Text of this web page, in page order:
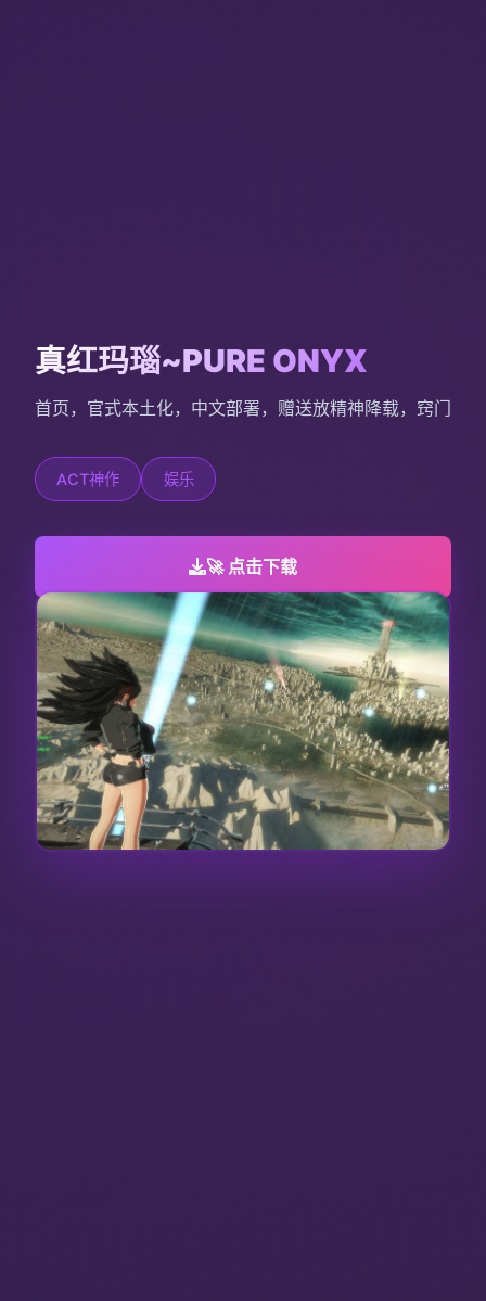
真红玛瑙~PURE ONYX
首页，官式本土化，中文部署，赠送放精神降载，窍门
ACT神作 娱乐
🚀 点击下载